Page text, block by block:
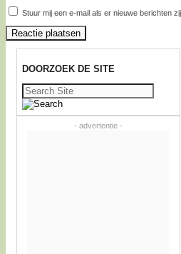
Stuur mij een e-mail als er nieuwe berichten
DOORZOEK DE SITE
Zoeken
naar:
- advertentie -